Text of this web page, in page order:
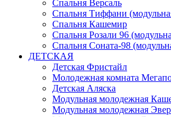
Спальня Версаль
Спальня Тиффани
Спальня Кашемир
Спальня Розали 96
Спальня Соната-98
ДЕТСКАЯ
Детская Фристайл
Молодежная комната
Детская Аляска
Модульная молодежная
Модульная молодежная